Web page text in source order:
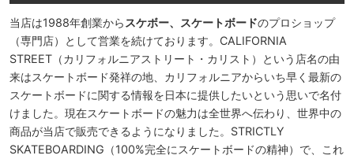
当店は1988年創業から スケボー、スケートボードのプロショップ
（専門店）として営業を続けております。CALIFORNIA
STREET（カリフォルニアストリート・カリスト）という店名の由
来はスケートボード発祥の地、カリフォルニアからいち早く最新の
スケートボードに関する情報を日本に提供したいという思いで名付
けました。現在スケートボードの魅力は全世界へ伝わり、世界中の
商品が当店で販売できるようになりました。STRICTLY
SKATEBOARDING（100%完全にスケートボードの精神）で、これ